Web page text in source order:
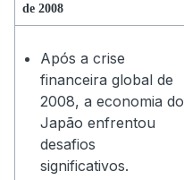
de 2008
Após a crise
financeira global de
2008, a economia do
Japão enfrentou
desafios
significativos.